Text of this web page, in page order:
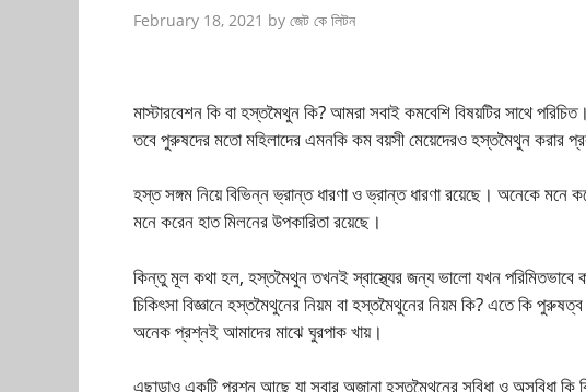
February 18, 2021 by জেট কে লিটন
মাস্টারবেশন কি বা হস্তমৈথুন কি? আমরা সবাই কমবেশি বিষয়টির সাথে
তবে পুরুষদের মতো মহিলাদের এমনকি কম বয়সী মেয়েদেরও হস্তমৈথুন করার
হস্ত সঙ্গম নিয়ে বিভিন্ন ভ্রান্ত ধারণা ও ভ্রান্ত ধারণা রয়েছে। অনেকে
মনে করেন হাত মিলনের উপকারিতা রয়েছে।
কিন্তু মূল কথা হল, হস্তমৈথুন তখনই স্বাস্থ্যের জন্য ভালো যখন পরিমিতভাবে
চিকিৎসা বিজ্ঞানে হস্তমৈথুনের নিয়ম বা হস্তমৈথুনের নিয়ম কি? এতে কি
অনেক প্রশ্নই আমাদের মাঝে ঘুরপাক খায়।
এছাড়াও একটি প্রশ্ন আছে যা সবার অজানা হস্তমৈথুনের সুবিধা ও অসুবিধা